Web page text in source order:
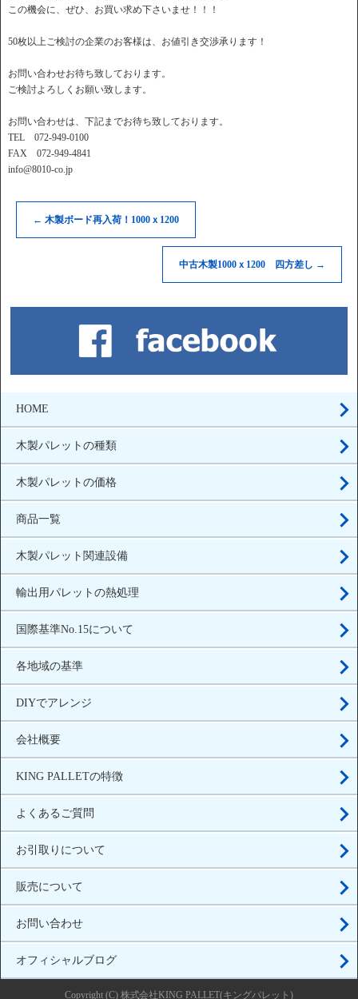
この機会に、ぜひ、お買い求め下さいませ！！！
50枚以上ご検討の企業のお客様は、お値引き交渉承ります！
お問い合わせお待ち致しております。
ご検討よろしくお願い致します。
お問い合わせは、下記までお待ち致しております。
TEL 072-949-0100
FAX 072-949-4841
info@8010-co.jp
← 木製ボード再入荷！1000ｘ1200
中古木製1000ｘ1200 四方差し →
HOME
木製パレットの種類
木製パレットの価格
商品一覧
木製パレット関連設備
輸出用パレットの熱処理
国際基準No.15について
各地域の基準
DIYでアレンジ
会社概要
KING PALLETの特徴
よくあるご質問
お引取りについて
販売について
お問い合わせ
オフィシャルブログ
Copyright (C) 株式会社KING PALLET(キングパレット)